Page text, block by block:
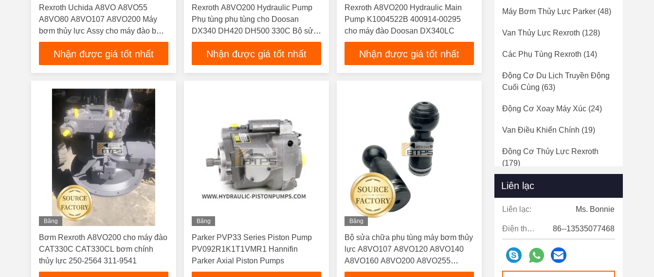
Rexroth Uchida A8VO A8VO55
A8VO80 A8VO107 A8VO200 Máy
bơm thủy lực Assy cho máy đào bơm
chính
Nhận được giá tốt nhất
Rexroth A8VO200 Hydraulic Pump
Phụ tùng phụ tùng cho Doosan
DX340 DH420 DH500 330C Bộ sửa
chữa máy đào
Nhận được giá tốt nhất
Rexroth A8VO200 Hydraulic Main
Pump K1004522B 400914-00295
cho máy đào Doosan DX340LC
Nhận được giá tốt nhất
Băng
Bơm Rexroth A8VO200 cho máy đào
CAT330C CAT330CL bơm chính
thủy lực 250-2564 311-9541
Băng
Parker PVP33 Series Piston Pump
PV092R1K1T1VMR1 Hannifin
Parker Axial Piston Pumps
Băng
Bộ sửa chữa phụ tùng máy bơm thủy
lực A8VO107 A8VO120 A8VO140
A8VO160 A8VO200 A8VO255
A8VO55 A8VO80 Pisto
Máy Bơm Thủy Lực Parker (48)
Van Thủy Lực Rexroth (128)
Các Phụ Tùng Rexroth (14)
Động Cơ Du Lịch Truyền Động
Cuối Cùng (63)
Động Cơ Xoay Máy Xúc (24)
Van Điều Khiển Chính (19)
Động Cơ Thủy Lực Rexroth
(179)
Liên lạc
Liên lạc: Ms. Bonnie
Điện thoại: 86--13535077468